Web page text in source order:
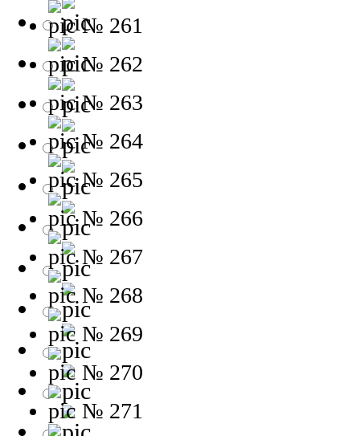
№ 261
№ 262
№ 263
№ 264
№ 265
№ 266
№ 267
№ 268
№ 269
№ 270
№ 271